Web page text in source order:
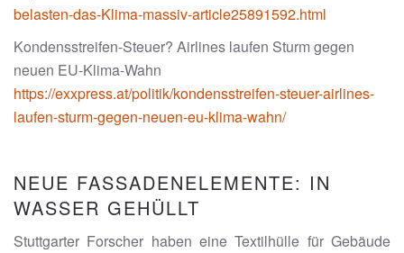
belasten-das-Klima-massiv-article25891592.html
Kondensstreifen-Steuer? Airlines laufen Sturm gegen
neuen EU-Klima-Wahn
https://exxpress.at/politik/kondensstreifen-steuer-airlines-
laufen-sturm-gegen-neuen-eu-klima-wahn/
NEUE FASSADENELEMENTE: IN
WASSER GEHÜLLT
Stuttgarter Forscher haben eine Textilhülle für Gebäude